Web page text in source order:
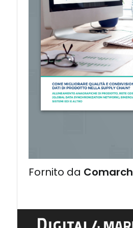
Fornito da Comarch